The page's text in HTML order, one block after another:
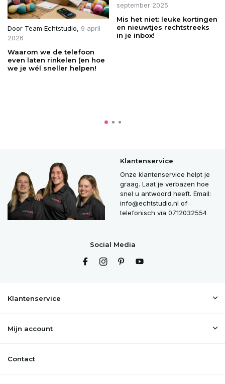
Door Team Echtstudio, 9 april
2026
Waarom we de telefoon
even laten rinkelen (en hoe
we je wél sneller helpen!
september 2025
Mis het niet: leuke kortingen
en nieuwtjes rechtstreeks
in je inbox!
Klantenservice
Onze klantenservice helpt je
graag. Laat je verbazen hoe
snel u antwoord heeft. Email:
info@echtstudio.nl of
telefonisch via 0712032554
Social Media
Klantenservice
Mijn account
Contact